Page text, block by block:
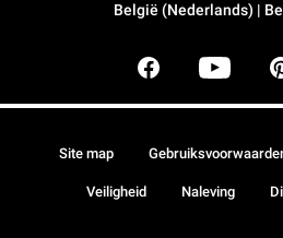
België (Nederlands) |
Site map
Veiligheid Naleving